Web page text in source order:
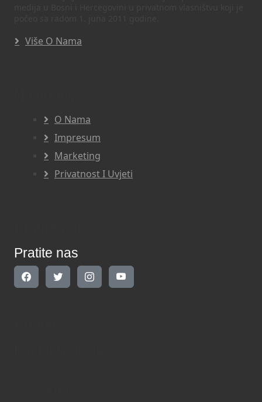
Više O Nama
O Nama
Impresum
Marketing
Privatnost I Uvjeti
Pratite nas